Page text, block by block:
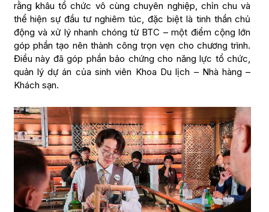
rằng khâu tổ chức vô cùng chuyên nghiệp, chỉn chu và
thể hiện sự đầu tư nghiêm túc, đặc biệt là tinh thần chủ
động và xử lý nhanh chóng từ BTC – một điểm cộng lớn
góp phần tạo nên thành công trọn vẹn cho chương trình.
Điều này đã góp phần bảo chứng cho năng lực tổ chức,
quản lý dự án của sinh viên Khoa Du lịch – Nhà hàng –
Khách sạn.